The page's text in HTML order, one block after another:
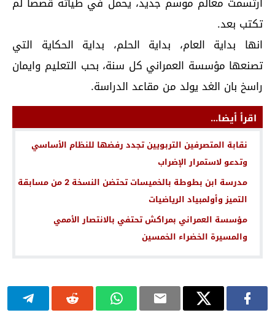
تكتب بعد.
انها بداية العام، بداية الحلم، بداية الحكاية التي
تصنعها مؤسسة العمراني كل سنة، بحب التعليم وايمان
راسخ بان الغد يولد من مقاعد الدراسة.
اقرأ أيضا...
نقابة المتصرفين التربويين تجدد رفضها للنظام الأساسي
وتدعو لاستمرار الإضراب
مدرسة ابن بطوطة بالخميسات تحتضن النسخة 2 من مسابقة
التميز وأولمبياد الرياضيات
مؤسسة العمراني بمراكش تحتفي بالانتصار الأممي
والمسيرة الخضراء الخمسين